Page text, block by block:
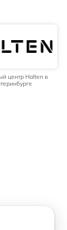
центр Halten в